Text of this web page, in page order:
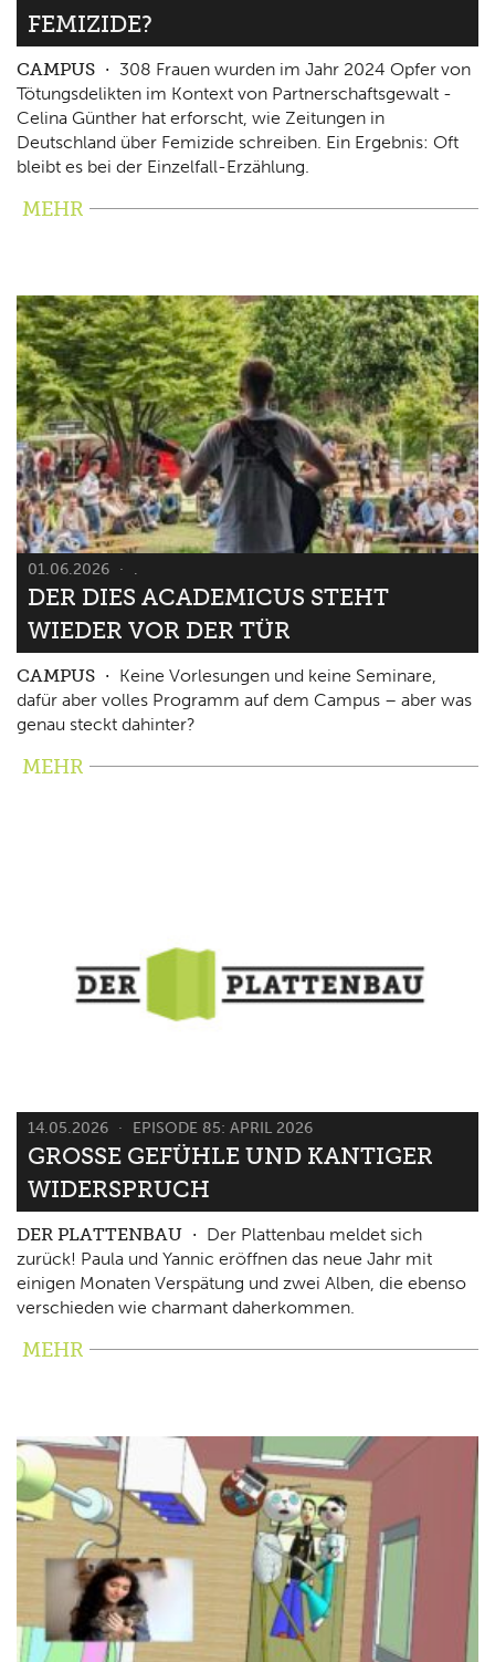
FEMIZIDE?
CAMPUS
308 Frauen wurden im Jahr 2024 Opfer von
Tötungsdelikten im Kontext von Partnerschaftsgewalt -
Celina Günther hat erforscht, wie Zeitungen in
Deutschland über Femizide schreiben. Ein Ergebnis: Oft
bleibt es bei der Einzelfall-Erzählung.
MEHR
01.06.2026 .
DER DIES ACADEMICUS STEHT
WIEDER VOR DER TÜR
CAMPUS
Keine Vorlesungen und keine Seminare,
dafür aber volles Programm auf dem Campus – aber was
genau steckt dahinter?
MEHR
14.05.2026 EPISODE 85: APRIL 2026
GROSSE GEFÜHLE UND KANTIGER W
IDERSPRUCH
DER PLATTENBAU
Der Plattenbau meldet sich
zurück! Paula und Yannic eröffnen das neue Jahr mit
einigen Monaten Verspätung und zwei Alben, die ebenso
verschieden wie charmant daherkommen.
MEHR